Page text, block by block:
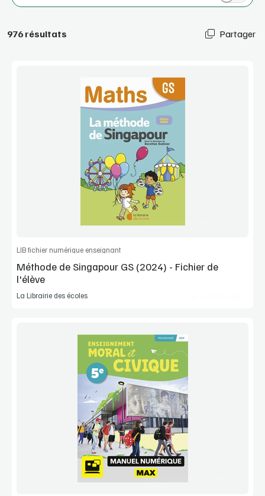
976 résultats Partager
Voir la démo
Extrait
Commander l'article
LIB fichier numérique enseignant
Méthode de Singapour GS (2024) - Fichier de
l'élève
La Librairie des écoles
Voir la démo
Extrait
Commander l'article